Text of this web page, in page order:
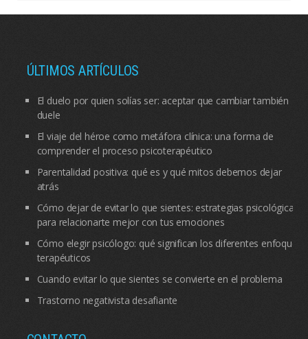
ÚLTIMOS ARTÍCULOS
El duelo por quien solías ser: aceptar que cambiar también
duele
El viaje del héroe como metáfora clínica: una forma de
comprender el proceso psicoterapéutico
Parentalidad positiva: qué es y qué mitos debemos dejar
atrás
Cómo dejar de evitar lo que sientes: estrategias psicológicas
para relacionarte mejor con tus emociones
Cómo elegir psicólogo: qué significan los diferentes enfoques
terapéuticos
Cuando evitar lo que sientes se convierte en el problema
Trastorno negativista desafiante